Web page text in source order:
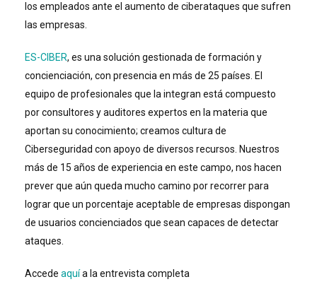
los empleados ante el aumento de ciberataques que sufren
las empresas.
ES-CIBER, es una solución gestionada de formación y
concienciación, con presencia en más de 25 países. El
equipo de profesionales que la integran está compuesto
por consultores y auditores expertos en la materia que
aportan su conocimiento; creamos cultura de
Ciberseguridad con apoyo de diversos recursos. Nuestros
más de 15 años de experiencia en este campo, nos hacen
prever que aún queda mucho camino por recorrer para
lograr que un porcentaje aceptable de empresas dispongan
de usuarios concienciados que sean capaces de detectar
ataques.
Accede aquía la entrevista completa